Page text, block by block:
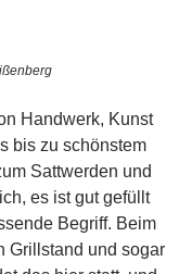
Handwerk, Kunst
bis zu schönstem
Sattwerden und
es ist gut gefüllt
Begriff. Beim
Grillstand und sogar